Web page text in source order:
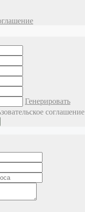
Генерировать
соглашение